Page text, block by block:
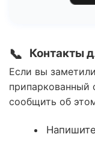
📞 Контакты
Если вы
сообщить об